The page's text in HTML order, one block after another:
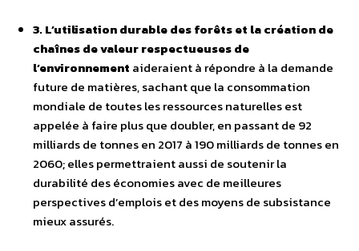
3. L’utilisation durable des forêts et la création de
chaînes de valeur respectueuses de
l’environnement aideraient à répondre à la demande
future de matières, sachant que la consommation
mondiale de toutes les ressources naturelles est
appelée à faire plus que doubler, en passant de 92
milliards de tonnes en 2017 à 190 milliards de tonnes en
2060; elles permettraient aussi de soutenir la
durabilité des économies avec de meilleures
perspectives d’emplois et des moyens de subsistance
mieux assurés.